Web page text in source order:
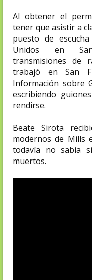
Al obtener el
tener que asistir a
puesto de
Unidos en San
transmisiones de
trabajó en San
Información sobre
escribiendo
rendirse.
Beate Sirota
modernos de Mills
todavía no sabía
muertos.